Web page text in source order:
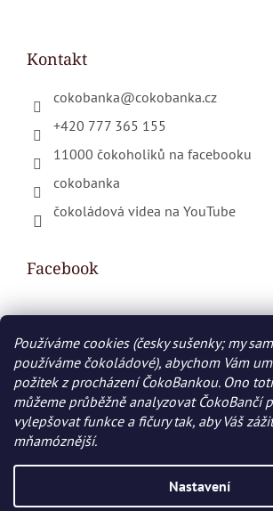
Používáme cookies (česky sušenky; my
používáme čokoládové), abychom Vám
požitek z procházení ČokoBankou. Ono
můžeme průběžně analyzovat ČokoBančí
vylepšovat funkce a fičury tak, aby Váš
mňamóznější.
Nastavení
Kontakt
cokobanka@cokobanka.cz
+420 777 365 155
11000 čokoholiků na facebooku
cokobanka
čokoládová videa na YouTube
Facebook
Nákupní košík
0KS /0 KČ
Vytvořil Shoptet